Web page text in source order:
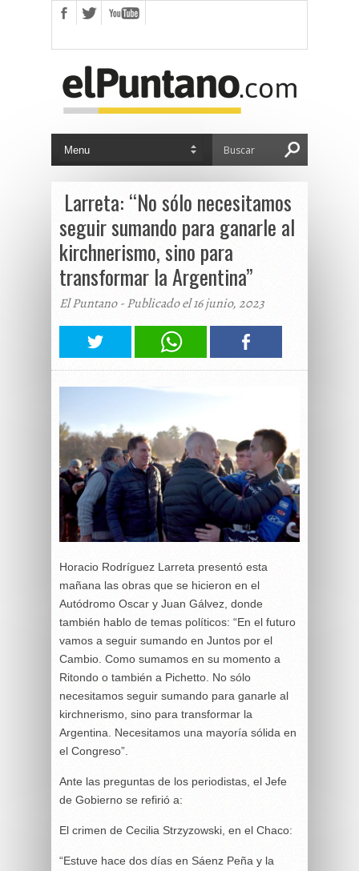
Larreta: “No sólo necesitamos
seguir sumando para ganarle al
kirchnerismo, sino para
transformar la Argentina”
El Puntano - Publicado el 16 junio, 2023
Horacio Rodríguez Larreta presentó esta
mañana las obras que se hicieron en el
Autódromo Oscar y Juan Gálvez, donde
también hablo de temas políticos: “En el futuro
vamos a seguir sumando en Juntos por el
Cambio. Como sumamos en su momento a
Ritondo o también a Pichetto. No sólo
necesitamos seguir sumando para ganarle al
kirchnerismo, sino para transformar la
Argentina. Necesitamos una mayoría sólida en
el Congreso”.
Ante las preguntas de los periodistas, el Jefe
de Gobierno se refirió a:
El crimen de Cecilia Strzyzowski, en el Chaco:
“Estuve hace dos días en Sáenz Peña y la